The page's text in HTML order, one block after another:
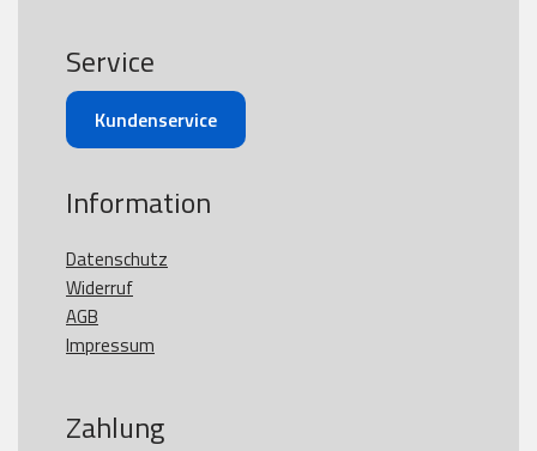
Service
Kundenservice
Information
Datenschutz
Widerruf
AGB
Impressum
Zahlung